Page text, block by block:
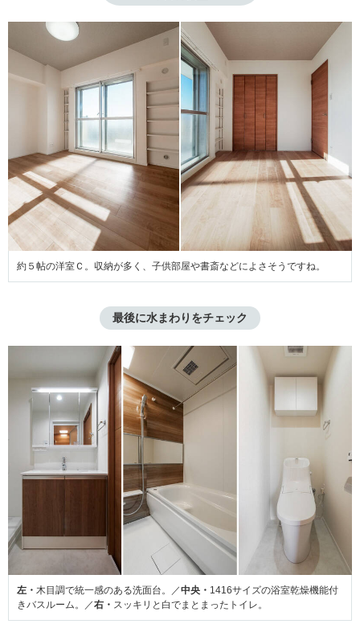
約５帖の洋室Ｃ。収納が多く、子供部屋や書斎などによさそうですね。
最後に水まわりをチェック
左・ 木目調で統一感のある洗面台。／中央・ 1416サイズの浴室乾燥機能付
きバスルーム。／右・ スッキリと白でまとまったトイレ。